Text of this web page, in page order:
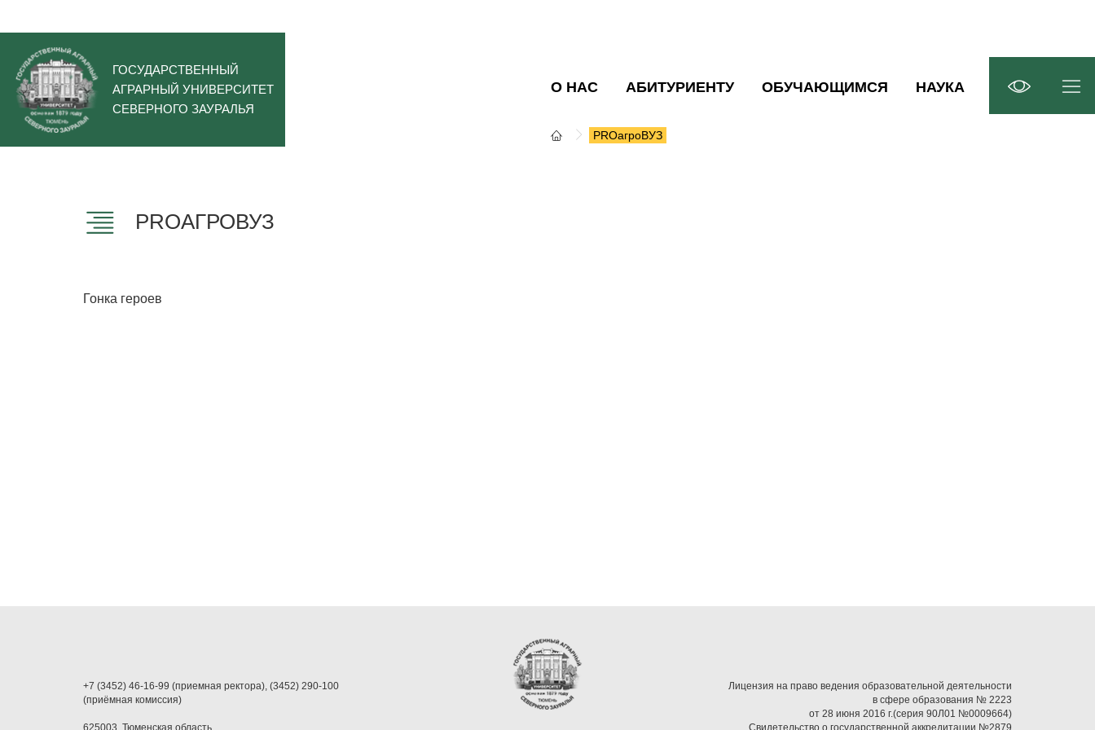
ГОСУДАРСТВЕННЫЙ
АГРАРНЫЙ УНИВЕРСИТЕТ
СЕВЕРНОГО ЗАУРАЛЬЯ
О НАС АБИТУРИЕНТУ ОБУЧАЮЩИМСЯ НАУКА
PROагроВУЗ
PROАГРОВУЗ
Гонка героев
+7 (3452) 46-16-99 (приемная ректора), (3452) 290-100
(приёмная комиссия)
625003, Тюменская область,
Лицензия на право ведения образовательной деятельности
в сфере образования № 2223
от 28 июня 2016 г.(серия 90Л01 №0009664)
Свидетельство о государственной аккредитации №2879